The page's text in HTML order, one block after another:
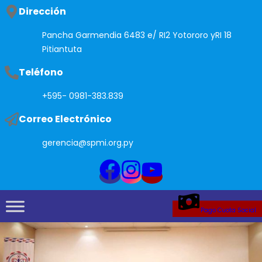
Saltar
contenido
Dirección
Pancha Garmendia 6483 e/ RI2 Yotororo yRI 18
Pitiantuta
Teléfono
+595- 0981-383.839
Correo Electrónico
gerencia@spmi.org.py
Pago Cuota Social